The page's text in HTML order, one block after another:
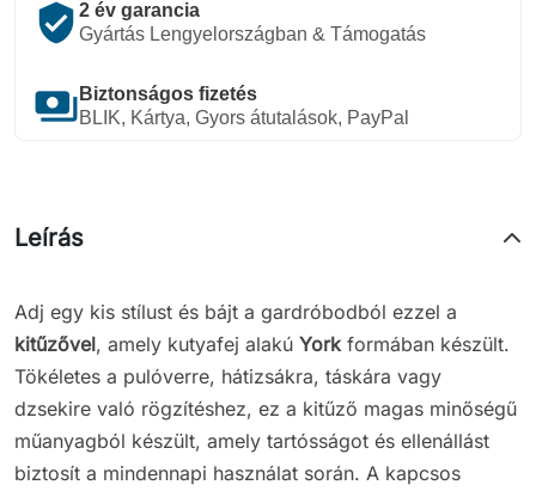
verified_user 2 év garancia
Gyártás Lengyelországban & Támogatás
payments Biztonságos fizetés
BLIK, Kártya, Gyors átutalások, PayPal
Leírás
Adj egy kis stílust és bájt a gardróbodból ezzel a
kitűzővel, amely kutyafej alakú York formában készült.
Tökéletes a pulóverre, hátizsákra, táskára vagy
dzsekire való rögzítéshez, ez a kitűző magas minőségű
műanyagból készült, amely tartósságot és ellenállást
biztosít a mindennapi használat során. A kapcsos